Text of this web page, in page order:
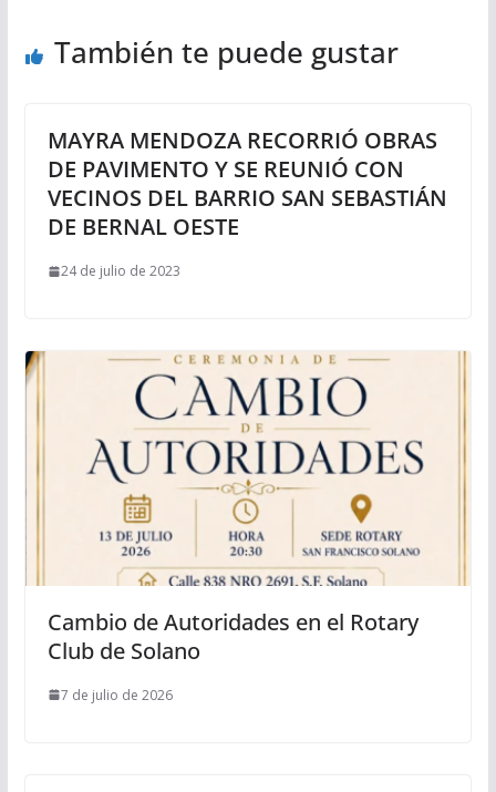
También te puede gustar
MAYRA MENDOZA RECORRIÓ OBRAS
DE PAVIMENTO Y SE REUNIÓ CON
VECINOS DEL BARRIO SAN SEBASTIÁN
DE BERNAL OESTE
24 de julio de 2023
Cambio de Autoridades en el Rotary
Club de Solano
7 de julio de 2026